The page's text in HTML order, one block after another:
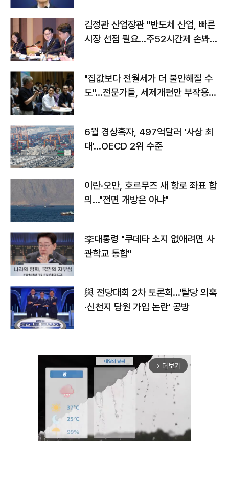
김정관 산업장관 "반도체 산업, 빠른
시장 선점 필요…주52시간제 손봐
"집값보다 전월세가 더 불안해질 수
도"…전문가들, 세제개편안 부작용
6월 경상흑자, 497억달러 '사상 최
대'…OECD 2위 수준
이란·오만, 호르무즈 새 항로 좌표 합
의…"전면 개방은 아냐"
李대통령 "쿠데타 소지 없애려면 사
관학교 통합"
與 전당대회 2차 토론회…'탈당 의혹
·신천지 당원 가입 논란' 공방
arrow_forward_ios 더보기